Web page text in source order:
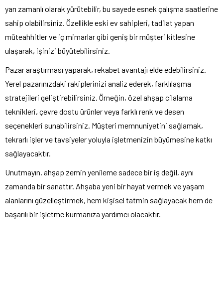
yarı zamanlı olarak yürütebilir, bu sayede esnek çalışma saatlerine
sahip olabilirsiniz. Özellikle eski ev sahipleri, tadilat yapan
müteahhitler ve iç mimarlar gibi geniş bir müşteri kitlesine
ulaşarak, işinizi büyütebilirsiniz.
Pazar araştırması yaparak, rekabet avantajı elde edebilirsiniz.
Yerel pazarınızdaki rakiplerinizi analiz ederek, farklılaşma
stratejileri geliştirebilirsiniz. Örneğin, özel ahşap cilalama
teknikleri, çevre dostu ürünler veya farklı renk ve desen
seçenekleri sunabilirsiniz. Müşteri memnuniyetini sağlamak,
tekrarlı işler ve tavsiyeler yoluyla işletmenizin büyümesine katkı
sağlayacaktır.
Unutmayın, ahşap zemin yenileme sadece bir iş değil, aynı
zamanda bir sanattır. Ahşaba yeni bir hayat vermek ve yaşam
alanlarını güzelleştirmek, hem kişisel tatmin sağlayacak hem de
başarılı bir işletme kurmanıza yardımcı olacaktır.